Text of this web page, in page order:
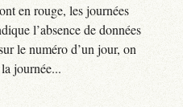
en rouge, les journées
l’absence de données
le numéro d’un jour, on
journée...